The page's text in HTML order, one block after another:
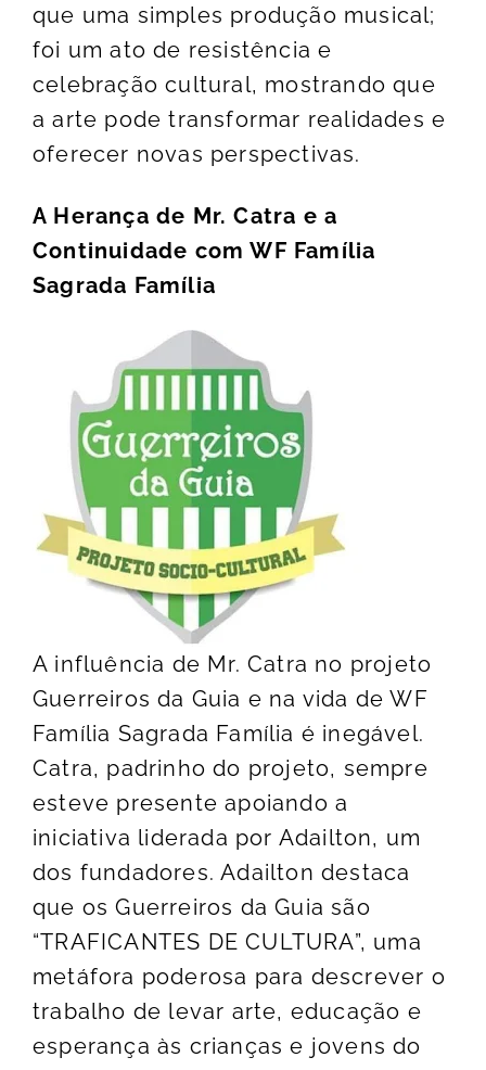
que uma simples produção musical;
foi um ato de resistência e
celebração cultural, mostrando que
a arte pode transformar realidades e
oferecer novas perspectivas.
A Herança de Mr. Catra e a
Continuidade com WF Família
Sagrada Família
A influência de Mr. Catra no projeto
Guerreiros da Guia e na vida de WF
Família Sagrada Família é inegável.
Catra, padrinho do projeto, sempre
esteve presente apoiando a
iniciativa liderada por Adailton, um
dos fundadores. Adailton destaca
que os Guerreiros da Guia são
“TRAFICANTES DE CULTURA”, uma
metáfora poderosa para descrever o
trabalho de levar arte, educação e
esperança às crianças e jovens do